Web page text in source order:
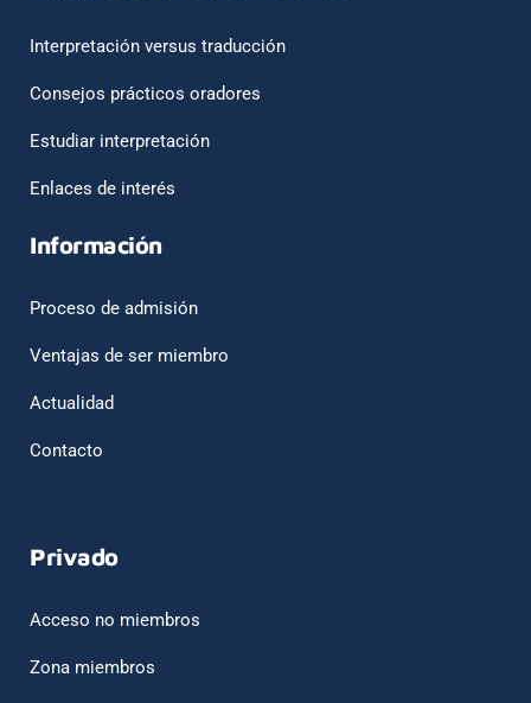
Interpretación versus traducción
Consejos prácticos oradores
Estudiar interpretación
Enlaces de interés
Información
Proceso de admisión
Ventajas de ser miembro
Actualidad
Contacto
Privado
Acceso no miembros
Zona miembros